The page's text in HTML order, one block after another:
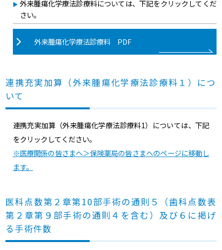
外来腫瘍化学療法診療料については、下記をクリックしてくだ
さい。
外来腫瘍化学療法診療料 PDF
連携充実加算（外来腫瘍化学療法診療料１）につ
いて
連携充実加算（外来腫瘍化学療法診療料1）については、下記
をクリックしてください。
※医療関係の皆さまへ＞保険薬局の皆さまへのページに移動し
ます。
医科点数第２章第10部手術の通則５（歯科点数表
第２章第９部手術の通則４を含む）及び６に掲げ
る手術件数